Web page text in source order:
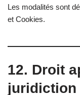
Les modalités sont
et Cookies.
12. Droit
juridiction